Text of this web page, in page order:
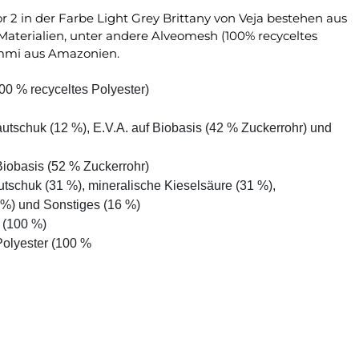
2 in der Farbe Light Grey Brittany von Veja bestehen aus
unter andere Alveomesh (100% recyceltes
aus Amazonien.
% recyceltes Polyester)
(12 %), E.V.A. auf Biobasis (42 % Zuckerrohr) und
(52 % Zuckerrohr)
(31 %), mineralische Kieselsäure (31 %),
und Sonstiges (16 %)
%)
(100 %